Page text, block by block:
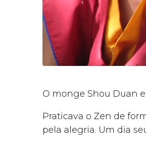
O monge Shou Duan
Praticava o Zen de
pela alegria. Um dia